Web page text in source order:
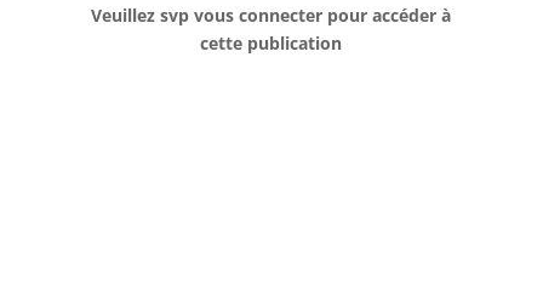
Veuillez svp vous connecter pour accéder à
cette publication